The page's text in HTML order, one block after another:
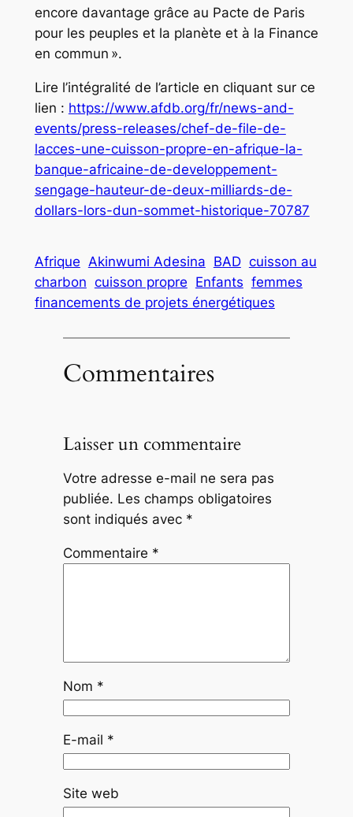
encore davantage grâce au Pacte de Paris
pour les peuples et la planète et à la Finance
en commun ».
Lire l’intégralité de l’article en cliquant sur ce
lien : https://www.afdb.org/fr/news-and-
events/press-releases/chef-de-file-de-
lacces-une-cuisson-propre-en-afrique-la-
banque-africaine-de-developpement-
sengage-hauteur-de-deux-milliards-de-
dollars-lors-dun-sommet-historique-70787
Afrique Akinwumi Adesina BAD cuisson au
charbon cuisson propre Enfants femmes
financements de projets énergétiques
Commentaires
Laisser un commentaire
Votre adresse e-mail ne sera pas
publiée. Les champs obligatoires
sont indiqués avec *
Commentaire *
Nom *
E-mail *
Site web